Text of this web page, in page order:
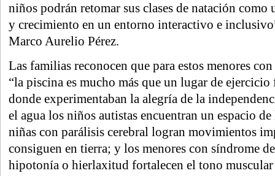
niños podrán retomar sus clases de natación como
y crecimiento en un entorno interactivo e
Marco Aurelio Pérez.
Las familias reconocen que para estos menores con
“la piscina es mucho más que un lugar de
donde experimentaban la alegría de la
el agua los niños autistas encuentran un espacio
niñas con parálisis cerebral logran movimientos
consiguen en tierra; y los menores con síndrome
hipotonía o hierlaxitud fortalecen el tono